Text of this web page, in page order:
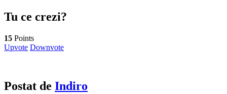
Tu ce crezi?
15 Points
Upvote Downvote
Postat de Indiro